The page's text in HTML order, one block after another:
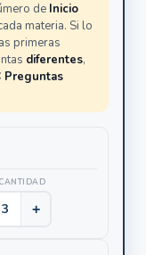
de Inicio
materia. Si lo
primeras
diferentes,
Preguntas
CANTIDAD
+